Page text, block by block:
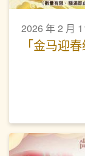
2026 年 2 月
「金马迎